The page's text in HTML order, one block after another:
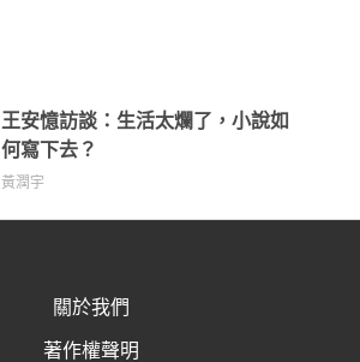
王安憶訪談：生活太爛了，小說如
何寫下去？
黃潤宇
關於我們
著作權聲明